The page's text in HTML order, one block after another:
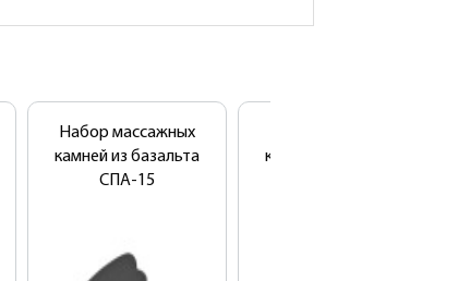
Набор массажных
камней из базальта
СПА-15
камней из базальта